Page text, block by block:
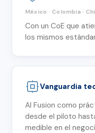
México · Colombia ·
Con un CoE que
los mismos
Vanguardia
AI Fusion como
desde el piloto
medible en el